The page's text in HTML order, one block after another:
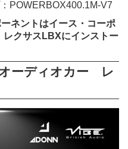
POWERBOX400.1M-V7
ネントはイース・コーポ
レクサスLBXにインストー
ーディオカー レ